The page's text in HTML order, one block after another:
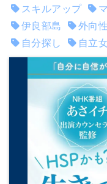
スキルアップ
伊良部島
外向
自分探し
自立